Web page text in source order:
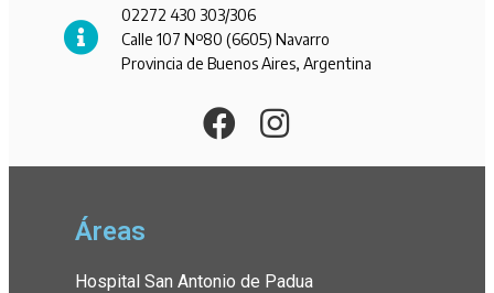
02272 430 303/306
Calle 107 Nº80 (6605) Navarro
Provincia de Buenos Aires, Argentina
Áreas
Hospital San Antonio de Padua